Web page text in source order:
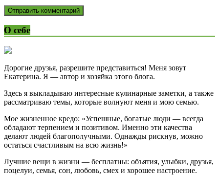
О себе
Дорогие друзья, разрешите представиться! Меня зовут
Екатерина. Я — автор и хозяйка этого блога.
Здесь я выкладываю интересные кулинарные заметки, а также
рассматриваю темы, которые волнуют меня и мою семью.
Мое жизненное кредо: «Успешные, богатые люди — всегда
обладают терпением и позитивом. Именно эти качества
делают людей благополучными. Однажды рискнув, можно
остаться счастливым на всю жизнь!»
Лучшие вещи в жизни — бесплатны: объятия, улыбки, друзья,
поцелуи, семья, сон, любовь, смех и хорошее настроение.